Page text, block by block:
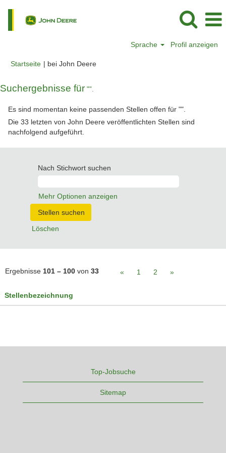
Sprache Profil anzeigen
Startseite | bei John Deere(aktuelle
Suchergebnisse für "".
Es sind momentan keine passenden Stellen offen für "".
Die 33 letzten von John Deere veröffentlichten Stellen sind
nachfolgend aufgeführt.
Nach Stichwort suchen
Mehr Optionen anzeigen
Löschen
Ergebnisse 101 – 100 von 33 « 1 2 »
Stellenbezeichnung
Top-Jobsuche
Sitemap